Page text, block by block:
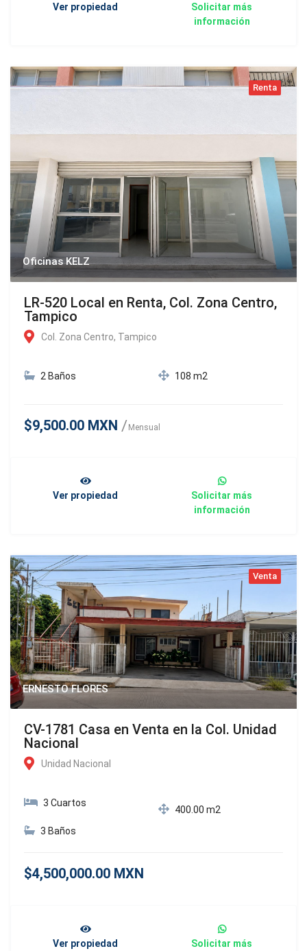
Ver propiedad
Solicitar más
información
Renta
Oficinas KELZ
LR-520 Local en Renta, Col. Zona Centro,
Tampico
Col. Zona Centro, Tampico
2 Baños 108 m2
$9,500.00 MXN Mensual
Ver propiedad
Solicitar más
información
Venta
ERNESTO FLORES
CV-1781 Casa en Venta en la Col. Unidad
Nacional
Unidad Nacional
3 Cuartos
3 Baños
400.00 m2
$4,500,000.00 MXN
Ver propiedad
Solicitar más